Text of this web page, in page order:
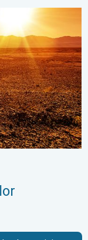
del fin de